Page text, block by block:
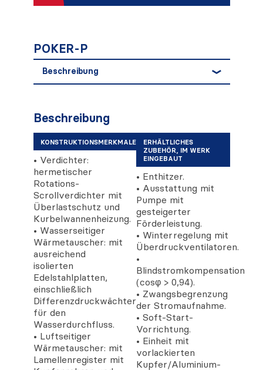
POKER-P
Beschreibung
Beschreibung
KONSTRUKTIONSMERKMALE
• Verdichter:
hermetischer
Rotations-
Scrollverdichter mit
Überlastschutz und
Kurbelwannenheizung.
• Wasserseitiger
Wärmetauscher: mit
ausreichend
isolierten
Edelstahlplatten,
einschließlich
Differenzdruckwächter
für den
Wasserdurchfluss.
• Luftseitiger
Wärmetauscher: mit
Lamellenregister mit
ERHÄLTLICHES
ZUBEHÖR, IM WERK
EINGEBAUT
• Enthitzer.
• Ausstattung mit
Pumpe mit
gesteigerter
Förderleistung.
• Winterregelung mit
Überdruckventilatoren.
•
Blindstromkompensation
(cosφ > 0,94).
• Zwangsbegrenzung
der Stromaufnahme.
• Soft-Start-
Vorrichtung.
• Einheit mit
vorlackierten
Kupfer/Aluminium-